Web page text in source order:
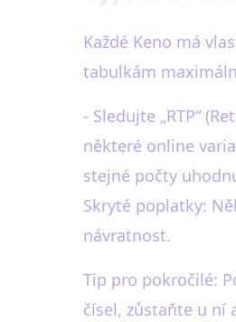
Každé Keno má
tabulkám
- Sledujte „RTP“
některé online
stejné počty
Skryté poplatky:
návratnost.
Tip pro pokročilé:
čísel, zůstaňte u ní